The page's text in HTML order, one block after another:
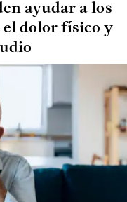
ayudar a los
el dolor físico y